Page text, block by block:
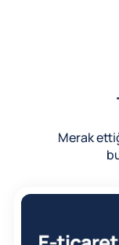
Merak